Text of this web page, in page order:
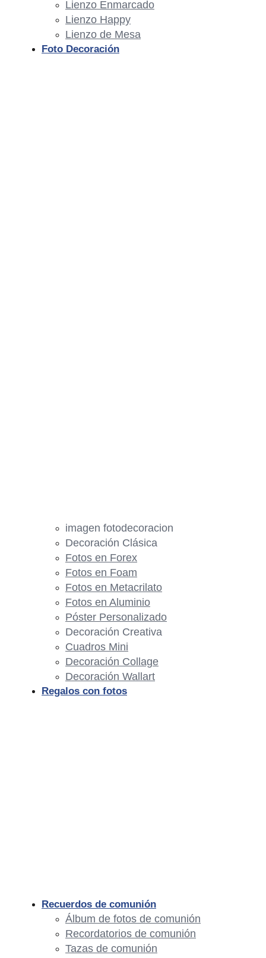
Lienzo Enmarcado
Lienzo Happy
Lienzo de Mesa
Foto Decoración
imagen fotodecoracion
Decoración Clásica
Fotos en Forex
Fotos en Foam
Fotos en Metacrilato
Fotos en Aluminio
Póster Personalizado
Decoración Creativa
Cuadros Mini
Decoración Collage
Decoración Wallart
Regalos con fotos
Recuerdos de comunión
Álbum de fotos de comunión
Recordatorios de comunión
Tazas de comunión